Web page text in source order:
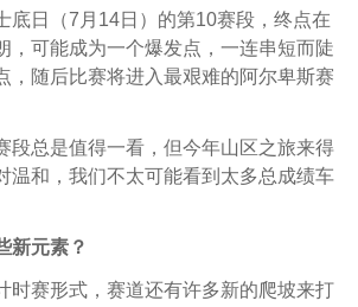
底日（7月14日）的第10赛段，终点在
，可能成为一个爆发点，一连串短而陡
，随后比赛将进入最艰难的阿尔卑斯赛
段总是值得一看，但今年山区之旅来得
温和，我们不太可能看到太多总成绩车
新元素？
时赛形式，赛道还有许多新的爬坡来打